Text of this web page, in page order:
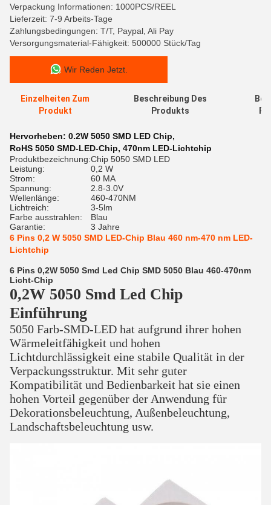
Verpackung Informationen: 1000PCS/REEL
Lieferzeit: 7-9 Arbeits-Tage
Zahlungsbedingungen: T/T, Paypal, Ali Pay
Versorgungsmaterial-Fähigkeit: 500000 Stück/Tag
Wir Reden Jetzt.
Einzelheiten Zum
Produkt
Beschreibung Des
Produkts
Hervorheben: 0.2W 5050 SMD LED Chip,
RoHS 5050 SMD-LED-Chip, 470nm LED-Lichtchip
Produktbezeichnung:Chip 5050 SMD LED
Leistung:
0,2 W
Strom:
60 MA
Spannung:
2.8-3.0V
Wellenlänge:
460-470NM
Lichtreich:
3-5lm
Farbe ausstrahlen:
Blau
Garantie:
3 Jahre
6 Pins 0,2 W 5050 SMD LED-Chip Blau 460 nm-470 nm LED-
Lichtchip
6 Pins 0,2W 5050 Smd Led Chip SMD 5050 Blau 460-470nm
Licht-Chip
0,2W 5050 Smd Led Chip
Einführung
5050 Farb-SMD-LED hat aufgrund ihrer hohen
Wärmeleitfähigkeit und hohen
Lichtdurchlässigkeit eine stabile Qualität in der
Verpackungsstruktur. Mit sehr guter
Kompatibilität und Bedienbarkeit hat sie einen
hohen Vorteil gegenüber der Anwendung für
Dekorationsbeleuchtung, Außenbeleuchtung,
Landschaftsbeleuchtung usw.